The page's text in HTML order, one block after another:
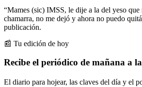
“Mames (sic) IMSS, le dije a la del yeso que
chamarra, no me dejó y ahora no puedo
publicación.
📰 Tu edición de hoy
Recibe el periódico de mañana a
El diario para hojear, las claves del día y el